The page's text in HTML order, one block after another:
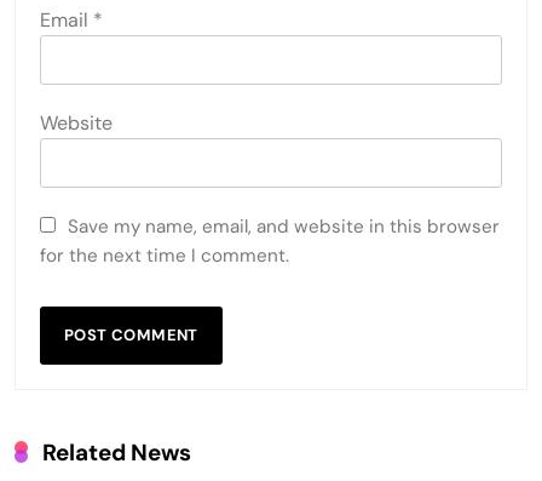
Email *
Website
Save my name, email, and website in this browser
for the next time I comment.
Related News